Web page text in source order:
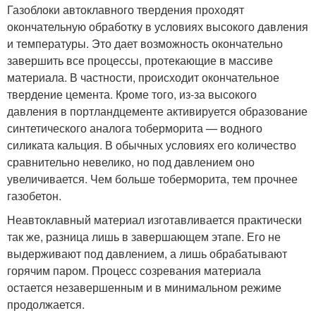
Газоблоки автоклавного твердения проходят
окончательную обработку в условиях высокого давления
и температуры. Это дает возможность окончательно
завершить все процессы, протекающие в массиве
материала. В частности, происходит окончательное
твердение цемента. Кроме того, из-за высокого
давления в портландцементе активируется образование
синтетического аналога тоберморита — водного
силиката кальция. В обычных условиях его количество
сравнительно невелико, но под давлением оно
увеличивается. Чем больше тоберморита, тем прочнее
газобетон.
Неавтоклавный материал изготавливается практически
так же, разница лишь в завершающем этапе. Его не
выдерживают под давлением, а лишь обрабатывают
горячим паром. Процесс созревания материала
остается незавершенным и в минимальном режиме
продолжается.